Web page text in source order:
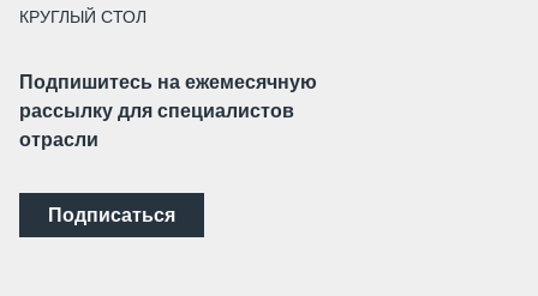
КРУГЛЫЙ СТОЛ
Подпишитесь на ежемесячную
рассылку для специалистов
отрасли
Подписаться